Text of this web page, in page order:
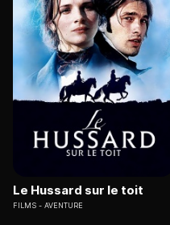
Le Hussard sur le toit
FILMS AVENTURE